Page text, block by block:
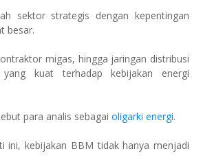
sektor strategis dengan kepentingan
besar.
migas, hingga jaringan distribusi
yang kuat terhadap kebijakan energi
para analis sebagai oligarki energi.
ini, kebijakan BBM tidak hanya menjadi